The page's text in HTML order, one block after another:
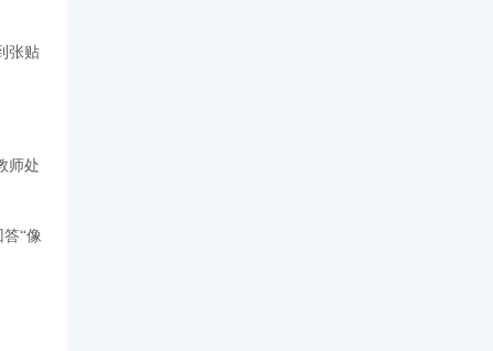
张贴
师处
“像